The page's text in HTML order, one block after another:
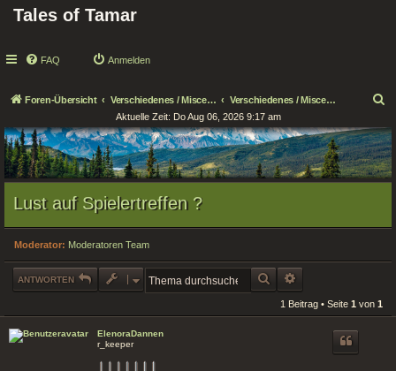
Tales of Tamar
FAQ Anmelden
Foren-Übersicht Verschiedenes / Miscellaneous Verschiedenes / Miscellaneous
c
h
e
Aktuelle Zeit: Do Aug 06, 2026 9:17 am
Lust auf Spielertreffen ?
Moderator: Moderatoren Team
ANTWORTEN SUCHE
1 Beitrag • Seite 1 von 1
ElenoraDannen
r_keeper